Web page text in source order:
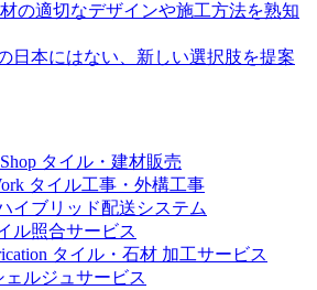
の適切なデザインや施工方法を熟知
日本にはない、新しい選択肢を提案
タイル・建材販売
タイル工事・外構工事
イブリッド配送システム
ル照合サービス
タイル・石材 加工サービス
ェルジュサービス